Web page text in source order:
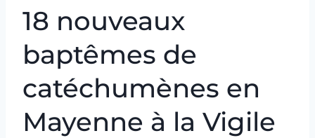
18 nouveaux
baptêmes de
catéchumènes en
Mayenne à la Vigile